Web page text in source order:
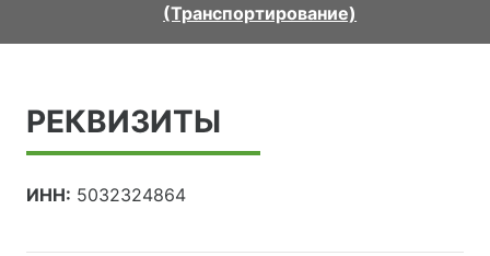
(Транспортирование)
РЕКВИЗИТЫ
ИНН: 5032324864